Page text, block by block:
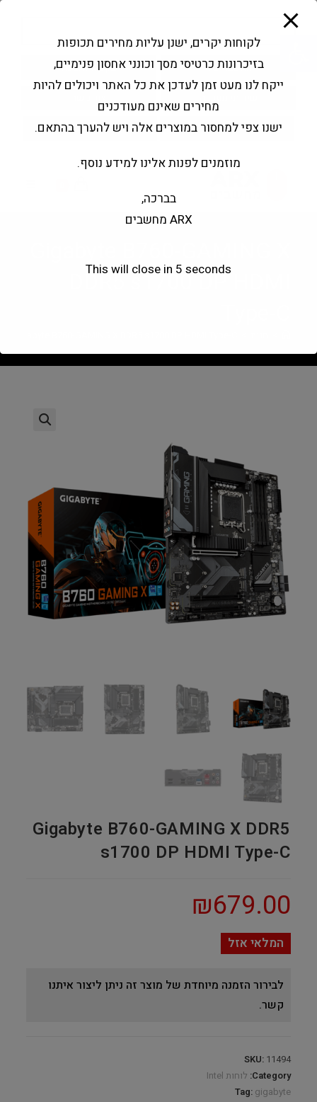
פתח סרגל נגישות
Products
search
החשבון שלי בקשה להצעה
DDR5 s1700 DP HDMI
Gigabyte B760-GAMING X DDR5
s1700 DP HDMI Type-C
₪679.00
המלאי אזל
לבירור הזמנה מיוחדת של מוצר זה ניתן ליצור איתנו
קשר.
SKU: 11494
Category: לוחות Intel
Tag: gigabyte
לקוחות יקרים, ישנן עליות מחירים תכופות
בזיכרונות כרטיסי מסך וכונני אחסון פנימיים,
ייקח לנו מעט זמן לעדכן את כל האתר ויכולים להיות
מחירים שאינם מעודכנים
ישנו צפי למחסור במוצרים אלה ויש להערך בהתאם.
מוזמנים לפנות אלינו למידע נוסף.
בברכה,
ARX מחשבים
This will close in 4 seconds